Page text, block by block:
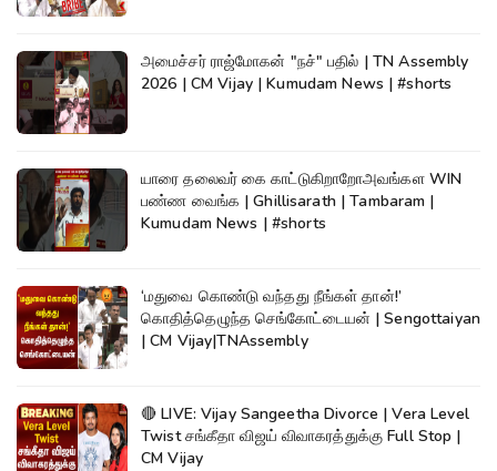
அமைச்சர் ராஜ்மோகன் "நச்" பதில் | TN Assembly
2026 | CM Vijay | Kumudam News | #shorts
யாரை தலைவர் கை காட்டுகிறாறோஅவங்கள WIN
பண்ண வைங்க | Ghillisarath | Tambaram |
Kumudam News | #shorts
‘மதுவை கொண்டு வந்தது நீங்கள் தான்!’
கொதித்தெழுந்த செங்கோட்டையன் | Sengottaiyan
| CM Vijay|TNAssembly
🔴 LIVE: Vijay Sangeetha Divorce | Vera Level
Twist சங்கீதா விஜய் விவாகரத்துக்கு Full Stop |
CM Vijay